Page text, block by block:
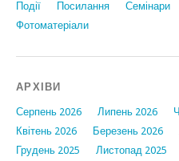
Події
Посилання Семінари
Фотоматеріали
АРХІВИ
Серпень 2026 Липень 2026
Квітень 2026
Березень 2026
Грудень 2025
Листопад 2025